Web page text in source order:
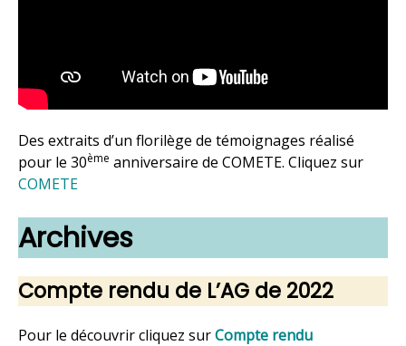
Des extraits d’un florilège de témoignages réalisé
pour le 30ème anniversaire de COMETE. Cliquez sur
COMETE
Archives
Compte rendu de L’AG de 2022
Pour le découvrir cliquez surCompte rendu